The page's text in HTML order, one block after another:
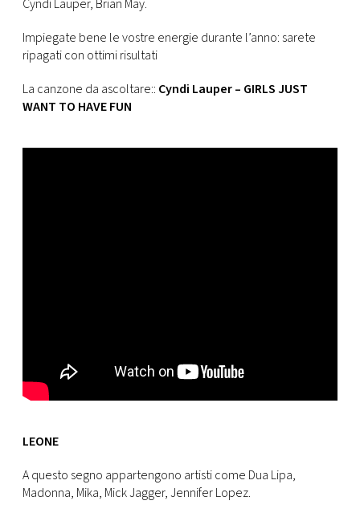
Cyndi Lauper, Brian May.
Impiegate bene le vostre energie durante l’anno: sarete
ripagati con ottimi risultati
La canzone da ascoltare:: Cyndi Lauper – GIRLS JUST
WANT TO HAVE FUN
LEONE
A questo segno appartengono artisti come Dua Lipa,
Madonna, Mika, Mick Jagger, Jennifer Lopez.